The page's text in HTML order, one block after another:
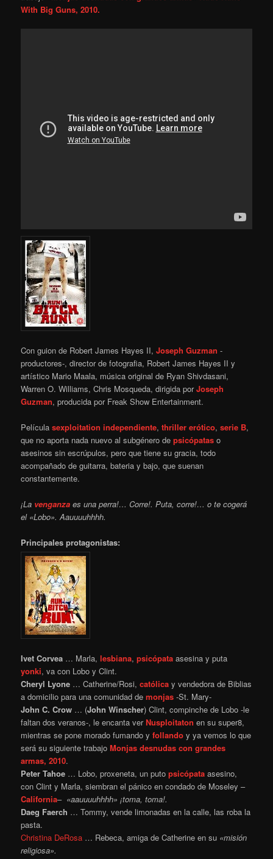
With Big Guns, 2010.
Con guion de Robert James Hayes II,Joseph Guzman -
productores-, director de fotografia, Robert James Hayes II y
artístico Mario Maala, música original de Ryan Shivdasani,
Warren O. Williams, Chris Mosqueda, dirigida porJoseph
Guzman, producida por Freak Show Entertainment.
Películasexploitation independiente,thriller erótico,serie B,
que no aporta nada nuevo al subgénero depsicópatas o
asesinos sin escrúpulos, pero que tiene su gracia, todo
acompañado de guitarra, bateria y bajo, que suenan
constantemente.
¡La venganza es una perra!… Corre!. Puta, corre!… o te cogerá
el «Lobo». Aauuuuhhhh.
Principales protagonistas:
Ivet Corvea … Marla,lesbiana,psicópata asesina y puta
yonki, va con Lobo y Clint.
Cheryl Lyone … Catherine/Rosi,católica y vendedora de Biblias
a domicilio para una comunidad demonjas -St. Mary-
John C. Crow … (John Winscher) Clint, compinche de Lobo -le
faltan dos veranos-, le encanta verNusploitaton en su super8,
mientras se pone morado fumando yfollando y ya vemos lo que
será su siguiente trabajoMonjas desnudas con grandes
armas, 2010.
Peter Tahoe … Lobo, proxeneta, un putopsicópata asesino,
con Clint y Marla, siembran el pánico en condado de Moseley –
California– «aauuuuhhhh» ¡toma, toma!.
Daeg Faerch … Tommy, vende limonadas en la calle, las roba la
pasta.
Christina DeRosa … Rebeca, amiga de Catherine en su «misión
religiosa».